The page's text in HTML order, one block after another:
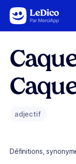
Aller au contenu
adjectif
Définitions,